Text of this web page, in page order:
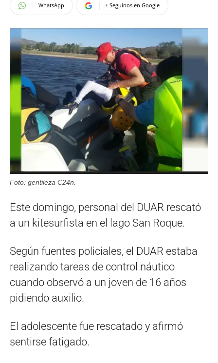
WhatsApp + Seguinos en Google
Foto: gentileza C24n.
Este domingo, personal del DUAR rescató
a un kitesurfista en el lago San Roque.
Según fuentes policiales, el DUAR estaba
realizando tareas de control náutico
cuando observó a un joven de 16 años
pidiendo auxilio.
El adolescente fue rescatado y afirmó
sentirse fatigado.